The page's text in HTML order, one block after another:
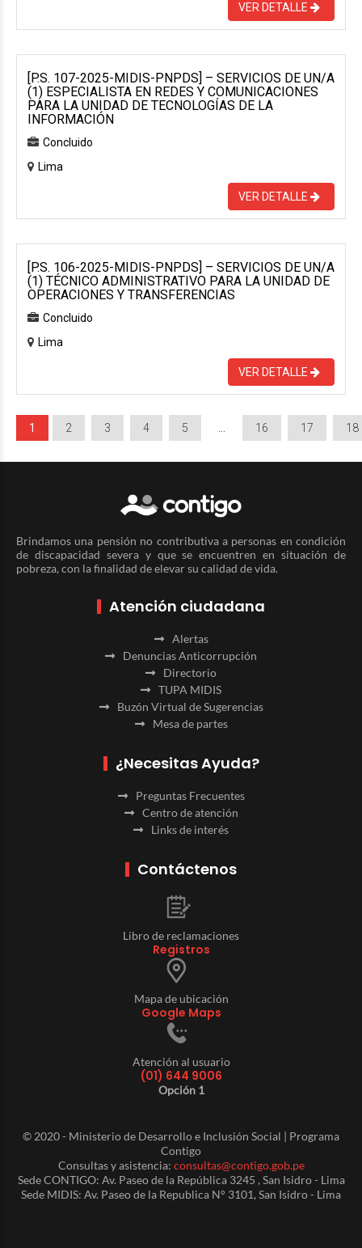
VER DETALLE
[P.S. 107-2025-MIDIS-PNPDS] – SERVICIOS DE UN/A
(1) ESPECIALISTA EN REDES Y COMUNICACIONES
PARA LA UNIDAD DE TECNOLOGÍAS DE LA
INFORMACIÓN
Concluido
Lima
VER DETALLE
[P.S. 106-2025-MIDIS-PNPDS] – SERVICIOS DE UN/A
(1) TÉCNICO ADMINISTRATIVO PARA LA UNIDAD DE
OPERACIONES Y TRANSFERENCIAS
Concluido
Lima
VER DETALLE
1 2 3 4 5 16 17 18
Brindamos una pensión no contributiva a personas en condición
de discapacidad severa y que se encuentren en situación de
pobreza, con la finalidad de elevar su calidad de vida.
Atención ciudadana
Alertas
Denuncias Anticorrupción
Directorio
TUPA MIDIS
Buzón Virtual de Sugerencias
Mesa de partes
¿Necesitas Ayuda?
Preguntas Frecuentes
Centro de atención
Links de interés
Contáctenos
Libro de reclamaciones
Registros
Mapa de ubicación
Google Maps
Atención al usuario
(01) 644 9006
Opción 1
© 2020 - Ministerio de Desarrollo e Inclusión Social | Programa
Contigo
Consultas y asistencia: consultas@contigo.gob.pe
Sede CONTIGO: Av. Paseo de la República 3245 , San Isidro - Lima
Sede MIDIS: Av. Paseo de la Republica N° 3101, San Isidro - Lima